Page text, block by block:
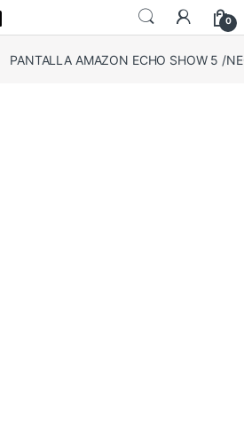
0
PANTALLA AMAZON ECHO SHOW 5 /